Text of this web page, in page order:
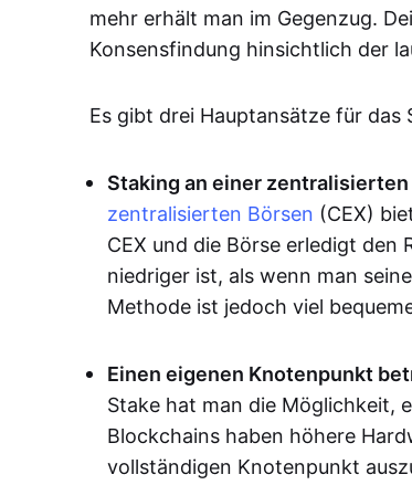
mehr erhält man im Gegenzug.
Konsensfindung hinsichtlich der
Es gibt drei Hauptansätze für das
Staking an einer zentralisierten
zentralisierten Börsen (CEX)
CEX und die Börse erledigt den
niedriger ist, als wenn man
Methode ist jedoch viel
Einen eigenen Knotenpunkt
Stake hat man die Möglichkeit,
Blockchains haben höhere
vollständigen Knotenpunkt